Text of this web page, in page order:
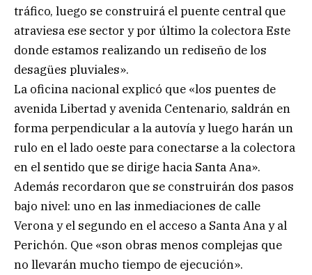
tráfico, luego se construirá el puente central que
atraviesa ese sector y por último la colectora Este
donde estamos realizando un rediseño de los
desagües pluviales».
La oficina nacional explicó que «los puentes de
avenida Libertad y avenida Centenario, saldrán en
forma perpendicular a la autovía y luego harán un
rulo en el lado oeste para conectarse a la colectora
en el sentido que se dirige hacia Santa Ana».
Además recordaron que se construirán dos pasos
bajo nivel: uno en las inmediaciones de calle
Verona y el segundo en el acceso a Santa Ana y al
Perichón. Que «son obras menos complejas que
no llevarán mucho tiempo de ejecución».